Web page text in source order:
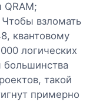
Чтобы взломать
квантовому
логических
большинства
такой
примерно